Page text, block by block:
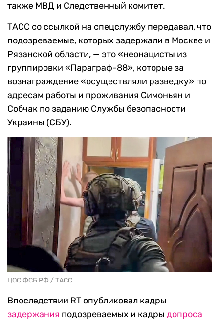
также МВД и Следственный комитет.
ТАСС со ссылкой на спецслужбу передавал, что
подозреваемые, которых задержали в Москве и
Рязанской области, — это «неонацисты из
группировки «Параграф-88», которые за
вознаграждение «осуществляли разведку» по
адресам работы и проживания Симоньян и
Собчак по заданию Службы безопасности
Украины (СБУ).
ЦОС ФСБ РФ / ТАСС
Впоследствии RT опубликовал кадры
задержания подозреваемых и кадры допроса